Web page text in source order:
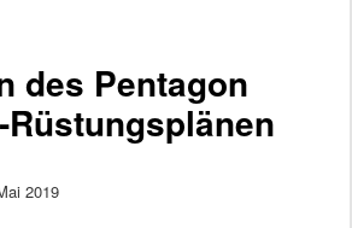
des Pentagon
Rüstungsplänen
2019